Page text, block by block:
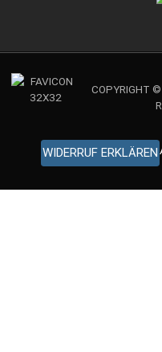
COPYRIGHT
WIDERRUF ERKLÄREN